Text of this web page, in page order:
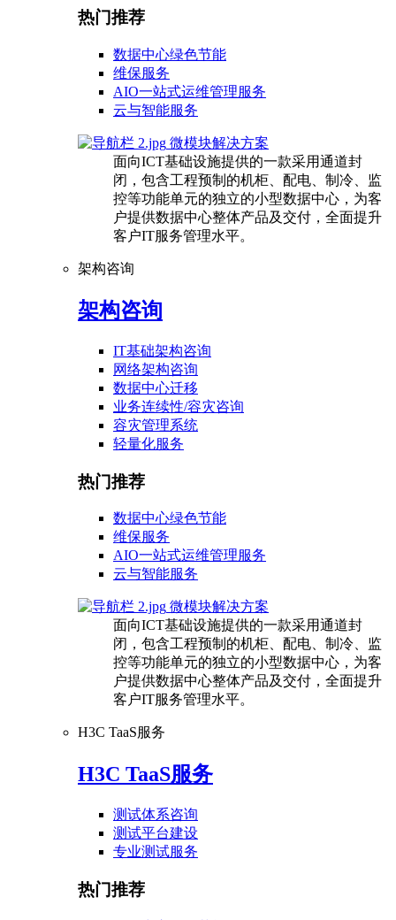
热门推荐
数据中心绿色节能
维保服务
AIO一站式运维管理服务
云与智能服务
微模块解决方案
面向ICT基础设施提供的一款采用通道封
闭，包含工程预制的机柜、配电、制冷、监
控等功能单元的独立的小型数据中心，为客
户提供数据中心整体产品及交付，全面提升
客户IT服务管理水平。
架构咨询
架构咨询
IT基础架构咨询
网络架构咨询
数据中心迁移
业务连续性/容灾咨询
容灾管理系统
轻量化服务
热门推荐
数据中心绿色节能
维保服务
AIO一站式运维管理服务
云与智能服务
微模块解决方案
面向ICT基础设施提供的一款采用通道封
闭，包含工程预制的机柜、配电、制冷、监
控等功能单元的独立的小型数据中心，为客
户提供数据中心整体产品及交付，全面提升
客户IT服务管理水平。
H3C TaaS服务
H3C TaaS服务
测试体系咨询
测试平台建设
专业测试服务
热门推荐